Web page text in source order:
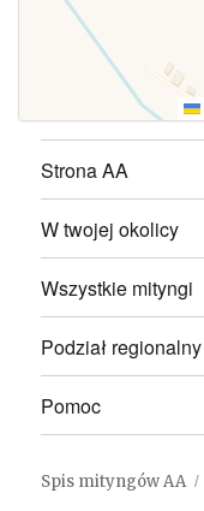
Strona AA
W twojej okolicy
Wszystkie mityngi
Podział regionalny
Pomoc
Spis mityngów AA